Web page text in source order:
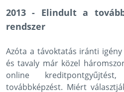
2013 - Elindult a
rendszer
Azóta a távoktatás iránti
és tavaly már közel
online
továbbképzést. Miért